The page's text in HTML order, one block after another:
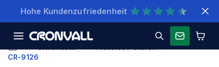
Schnelle Lieferung
CR-9126